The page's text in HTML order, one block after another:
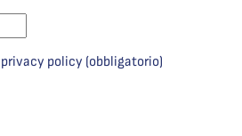
policy (obbligatorio)